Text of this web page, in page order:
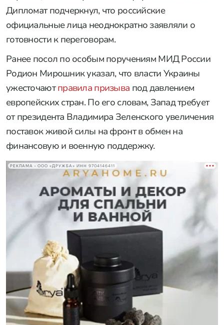
Дипломат подчеркнул, что российские
официальные лица неоднократно заявляли о
готовности к переговорам.
Ранее посол по особым поручениям МИД России
Родион Мирошник указал, что власти Украины
ужесточаютправила призыва под давлением
европейских стран. По его словам, Запад требует
от президента Владимира Зеленского увеличения
поставок живой силы на фронт в обмен на
финансовую и военную поддержку.
РЕКЛАМА • ООО «ДРУЖБА» ИНН 9704146411